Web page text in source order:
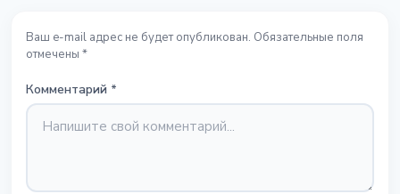
Ваш e-mail адрес не будет опубликован. Обязательные поля
отмечены *
Комментарий *